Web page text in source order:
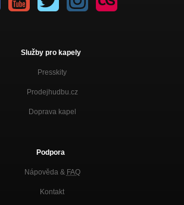
Služby pro kapely
Presskity
Prodejhudbu.cz
Doprava kapel
Podpora
Nápověda & FAQ
Kontakt